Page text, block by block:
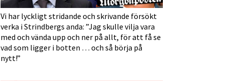
Vi har lyckligt stridande och skrivande försökt
verka i Strindbergs anda: ”Jag skulle vilja vara
med och vända upp och ner på allt, för att få se
vad som ligger i botten … och så börja på
nytt!”